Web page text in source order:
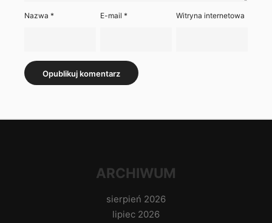
Nazwa * E-mail* Witryna internetowa
ARCHIWUM
sierpień 2026
lipiec 2026